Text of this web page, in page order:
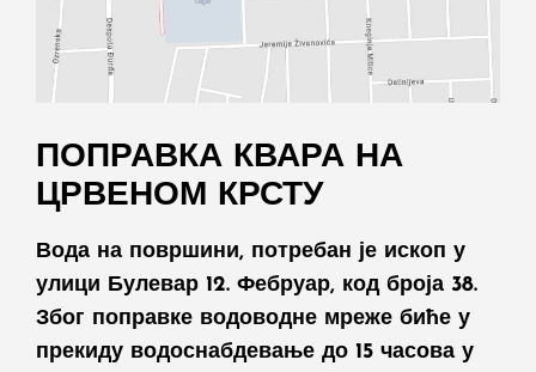
ПОПРАВКА КВАРА НА
ЦРВЕНОМ КРСТУ
Вода на површини, потребан је ископ у
улици Булевар 12. Фебруар, код броја 38.
Због поправке водоводне мреже биће у
прекиду водоснабдевање до 15 часова у